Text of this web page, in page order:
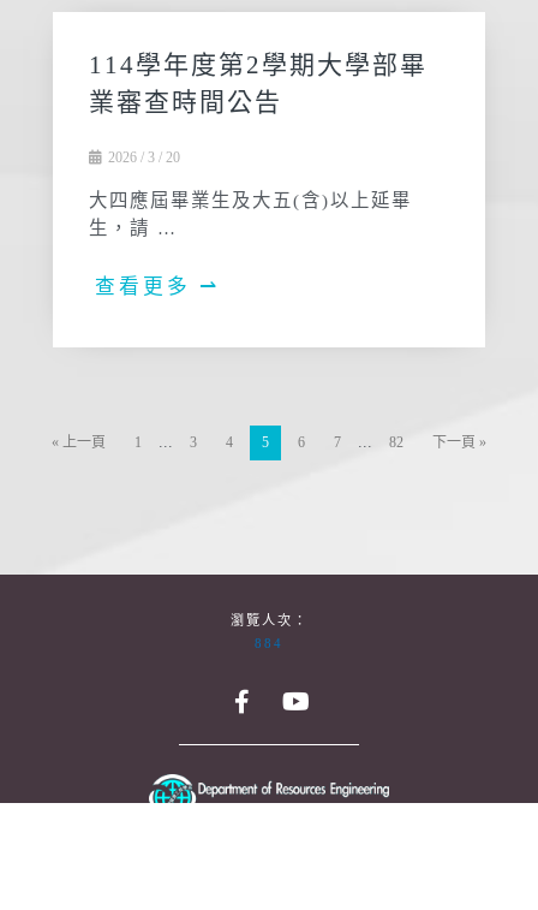
114學年度第2學期大學部畢
業審查時間公告
2026 / 3 / 20
大四應屆畢業生及大五(含)以上延畢
生，請 …
查看更多 ⇀
« 上一頁 1 ... 3 4 5 6 7 ... 82 下一頁 »
瀏覽人次：
884